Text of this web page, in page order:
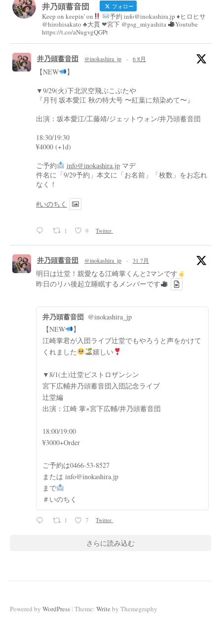
井乃頭蓄音団 フォロー
Keep on keepin' on
予約 info@inokashira.jp ♦︎ヒロヒサ
@hirohisakato ♣︎大貫 ❤︎宮下 @psg_miyashita
Youtube
https://t.co/aNugvgQGPt
井乃頭蓄音団 @inokashira_jp · 6 8月
【NEW
】
▼9/29(火)下北沢空飛ぶこぶたや
『月刊 坂本愛江 秋の特大号 〜紅葉に頬染めて〜』
出演：坂本愛江/工藤靖/ジェットウォン/井乃頭蓄音団
18:30/19:30
¥4000 (+1d)
ご予約
info@inokashira.jp マデ
件名に「9/29予約」本文に「お名前」「枚数」をお忘れ
なく！
#いのちく
1 9 Twitter
井乃頭蓄音団 @inokashira_jp · 31 7月
明日は辻堂！親愛なる江崎掌くんと2マンです
昨日のリハ後起立睡眠するメンバーです
井乃頭蓄音団 @inokashira_jp
【NEW
】
江崎掌君が入団ライブ辻堂でもやろうと声をかけて
くれました
嬉しい
▼8/1(土)辻堂ビストロザンシン
宮下広輔井乃頭蓄音団入団記念ライブ
辻堂編
出演：江崎 掌×宮下広輔/井乃頭蓄音団
18:00/19:00
¥3000+Order
ご予約は0466-53-8527
または info@inokashira.jp
まで
＃いのちく
1 7 Twitter
さらに読み込む
Powered by WordPress | Theme: Write by Themegraphy